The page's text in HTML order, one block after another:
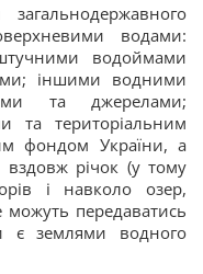
водами:
водоймами
іншими водними
та джерелами;
та територіальним
фондом України, а
вздовж річок (у тому
і навколо озер,
передаватись
є землями водного